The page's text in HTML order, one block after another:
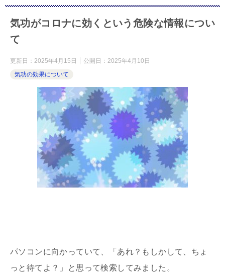
気功がコロナに効くという危険な情報につい
て
更新日： 2025年4月15日 公開日： 2025年4月10日
気功の効果について
パソコンに向かっていて、「あれ？もしかして、ちょ
っと待てよ？」と思って検索してみました。